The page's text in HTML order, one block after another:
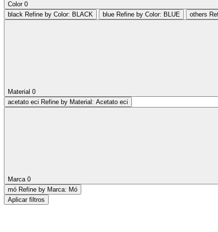
Color 0
black Refine by Color: BLACK blue Refine by Color: BLUE others
Material 0
acetato eci Refine by Material: Acetato eci
Marca 0
mó Refine by Marca: Mó
Aplicar filtros